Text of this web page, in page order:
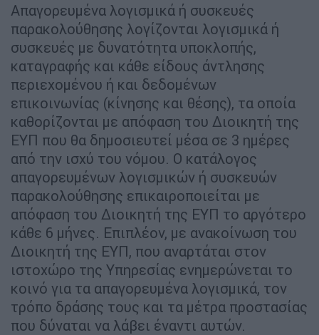
Απαγορευμένα λογισμικά ή συσκευές
παρακολούθησης λογίζονται λογισμικά ή
συσκευές με δυνατότητα υποκλοπής,
καταγραφής και κάθε είδους άντλησης
περιεχομένου ή και δεδομένων
επικοινωνίας (κίνησης και θέσης), τα οποία
καθορίζονται με απόφαση του Διοικητή της
ΕΥΠ που θα δημοσιευτεί μέσα σε 3 ημέρες
από την ισχύ του νόμου. Ο κατάλογος
απαγορευμένων λογισμικών ή συσκευών
παρακολούθησης επικαιροποιείται με
απόφαση του Διοικητή της ΕΥΠ το αργότερο
κάθε 6 μήνες. Επιπλέον, με ανακοίνωση του
Διοικητή της ΕΥΠ, που αναρτάται στον
ιστοχώρο της Υπηρεσίας ενημερώνεται το
κοινό για τα απαγορευμένα λογισμικά, τον
τρόπο δράσης τους και τα μέτρα προστασίας
που δύναται να λάβει έναντι αυτών.